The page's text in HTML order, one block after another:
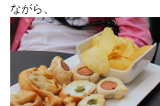
ながら、